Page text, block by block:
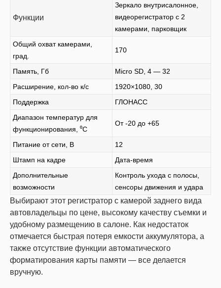
Функции
Зеркало внутрисалонное,
видеорегистратор с 2
камерами, парковщик
Общий охват камерами,
град.
170
Память, Гб
Micro SD, 4 — 32
Расширение, кол-во к/с
1920×1080, 30
Поддержка
ГЛОНАСС
Диапазон температур для
функционирования, ⁰С
От -20 до +65
Питание от сети, В
12
Штамп на кадре
Дата-время
Дополнительные
возможности
Контроль ухода с полосы,
сенсоры движения и удара
Выбирают этот регистратор с камерой заднего вида
автовладельцы по цене, высокому качеству съемки и
удобному размещению в салоне. Как недостаток
отмечается быстрая потеря емкости аккумулятора, а
также отсутствие функции автоматического
форматирования карты памяти — все делается
вручную.